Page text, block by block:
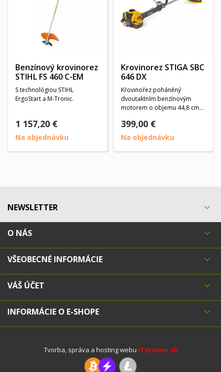
Benzínový krovinorez
STIHL FS 460 C-EM
S technológiou STIHL
ErgoStart a M-Tronic.
1 157,20 €
Na objednávku
Krovinorez STIGA SBC
646 DX
Křovinořez poháněný
dvoutaktním benzínovým
motorem o objemu 44,8 cm3,
399,00 €
Na objednávku
NEWSLETTER 
O NÁS 
VŠEOBECNÉ INFORMÁCIE 
VÁŠ ÚČET 
INFORMÁCIE O E-SHOPE 
Tvorba, správa a hosting webu ITsystem.sk